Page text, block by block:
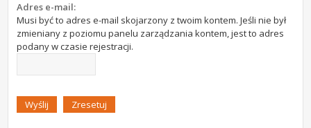
Adres e-mail:
Musi być to adres e-mail skojarzony z twoim kontem. Jeśli nie był
zmieniany z poziomu panelu zarządzania kontem, jest to adres
podany w czasie rejestracji.